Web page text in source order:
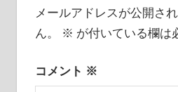
ゲ
ー
シ
メールアドレスが公開さ
ん。
※ が付いている欄は
コメント ※